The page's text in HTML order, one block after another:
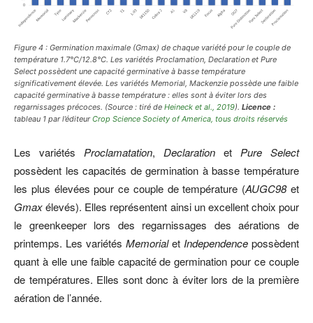
Figure 4 : Germination maximale (Gmax) de chaque variété pour le couple de
température 1.7°C/12.8°C. Les variétés Proclamation, Declaration et Pure
Select possèdent une capacité germinative à basse température
significativement élevée. Les variétés Memorial, Mackenzie possède une faible
capacité germinative à basse température : elles sont à éviter lors des
regarnissages précoces. (Source : tiré de Heineck et al., 2019). Licence :
tableau 1 par l’éditeurCrop Science Society of America, tous droits réservés
Les variétés Proclamatation, Declaration et Pure Select
possèdent les capacités de germination à basse température
les plus élevées pour ce couple de température (AUGC98et
Gmaxélevés). Elles représentent ainsi un excellent choix pour
le greenkeeper lors des regarnissages des aérations de
printemps. Les variétés Memorialet Independence possèdent
quant à elle une faible capacité de germination pour ce couple
de températures. Elles sont donc à éviter lors de la première
aération de l’année.